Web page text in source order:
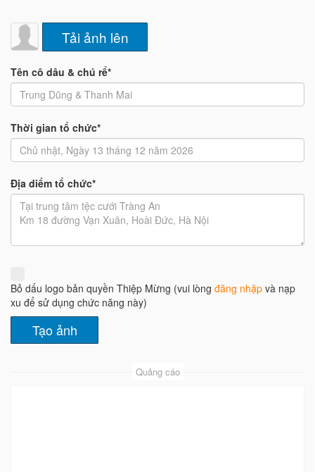
Tải ảnh lên
Tên cô dâu & chú rể*
Thời gian tổ chức*
Địa diểm tổ chức*
Bỏ dấu logo bản quyền Thiệp Mừng (vui lòng đăng nhập và nạp
xu để sử dụng chức năng này)
Quảng cáo